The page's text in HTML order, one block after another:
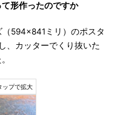
形作ったのですか
594×841ミリ）のポスタ
、カッターでくり抜いた